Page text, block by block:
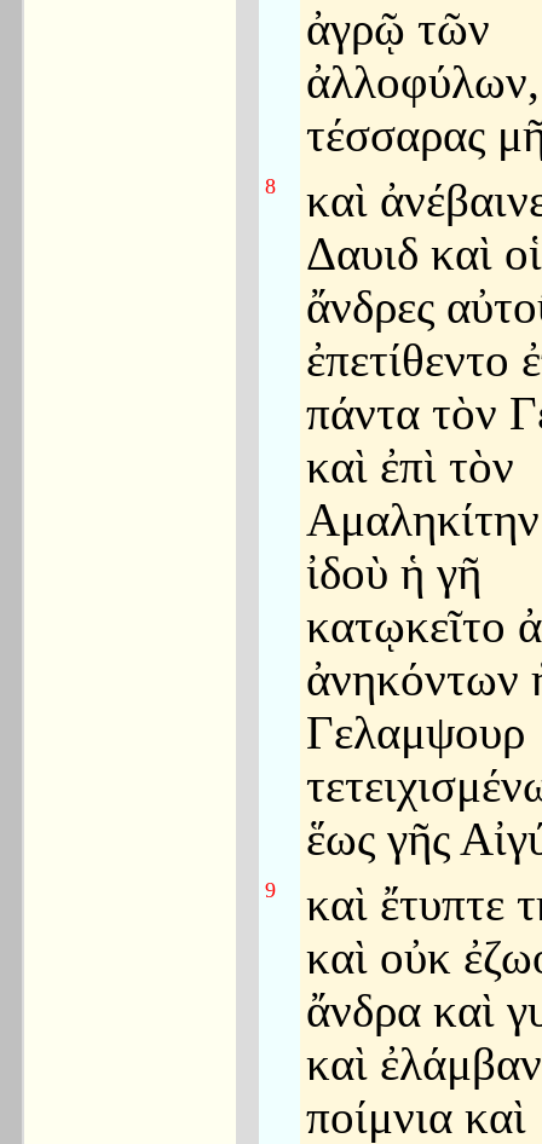
ἀγρῷ τῶν
ἀλλοφύλων,
τέσσαρας
8
καὶ
Δαυιδ καὶ οἱ
ἄνδρες
ἐπετίθεντο
πάντα τὸν
καὶ ἐπὶ τὸν
ἰδοὺ ἡ γῆ
κατῳκεῖτο
ἀνηκόντων
Γελαμψουρ
ἕως γῆς
9
καὶ ἔτυπτε
καὶ οὐκ
ἄνδρα καὶ
καὶ
ποίμνια καὶ